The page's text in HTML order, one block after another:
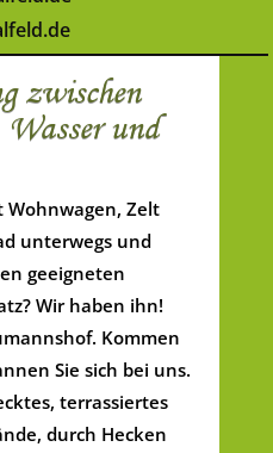
zwischen
Wasser und
Wohnwagen, Zelt
unterwegs und
geeigneten
Wir haben ihn!
Kommen
Sie sich bei uns.
terrassiertes
durch Hecken